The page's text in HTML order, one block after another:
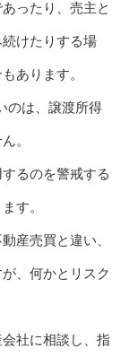
ったり、売主と
けたりする場
あります。
のは、譲渡所得
。
るのを警戒する
す。
産売買と違い、
、何かとリスク
社に相談し、指